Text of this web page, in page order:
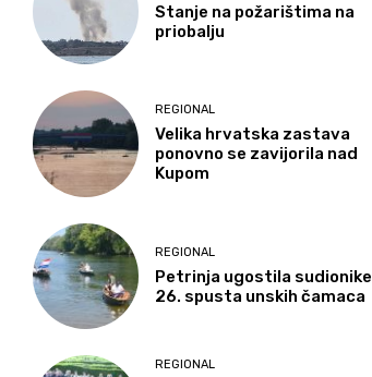
Stanje na požarištima na
priobalju
REGIONAL
Velika hrvatska zastava
ponovno se zavijorila nad
Kupom
REGIONAL
Petrinja ugostila sudionike
26. spusta unskih čamaca
REGIONAL